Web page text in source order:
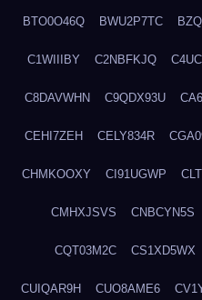
BTO0O46Q BWU2P7TC
C1WIIIBY C2NBFKJQ
C8DAVWHN C9QDX93U
CEHI7ZEH CELY834R
CHMKOOXY CI91UGWP
CMHXJSVS CNBCYN5S
CQT03M2C CS1XD5WX
CUIQAR9H CUO8AME6